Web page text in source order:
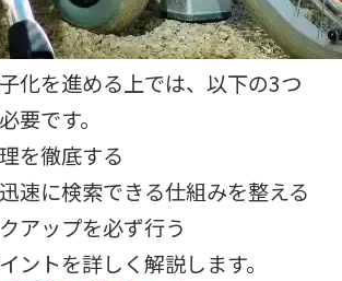
化を進める上では、以下の3つ
要です。
を徹底する
速に検索できる仕組みを整える
アップを必ず行う
ントを詳しく解説します。